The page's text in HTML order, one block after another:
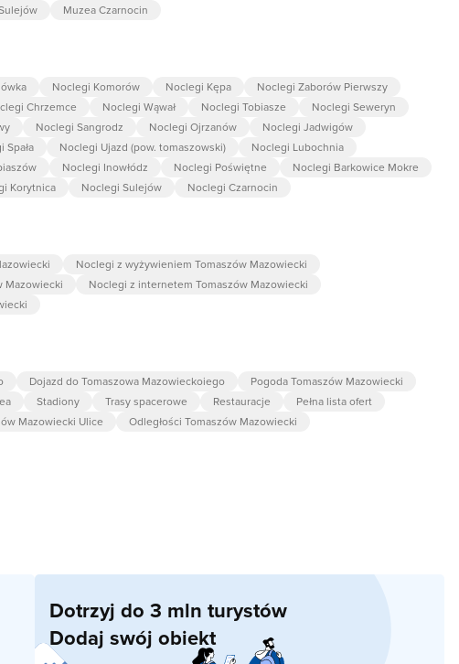
Muzea Czarnocin
Noclegi Komorów Noclegi Kępa
Noclegi Zaborów Pierwszy
Chrzemce Noclegi Wąwał Noclegi Tobiasze
Noclegi Seweryn
Noclegi Sangrodz Noclegi Ojrzanów
Noclegi Jadwigów
Spała Noclegi Ujazd (pow. tomaszowski)
Noclegi Lubochnia
Noclegi Inowłódz Noclegi Poświętne
Noclegi Barkowice Mokre
Korytnica Noclegi Sulejów Noclegi Czarnocin
Noclegi z wyżywieniem Tomaszów Mazowiecki
Mazowiecki
Noclegi z internetem Tomaszów Mazowiecki
Dojazd do Tomaszowa Mazowieckoiego
Pogoda Tomaszów Mazowiecki
Stadiony Trasy spacerowe Restauracje
Pełna lista ofert
Mazowiecki Ulice Odległości Tomaszów Mazowiecki
Dotrzyj do 3 mln turystów
Dodaj swój obiekt